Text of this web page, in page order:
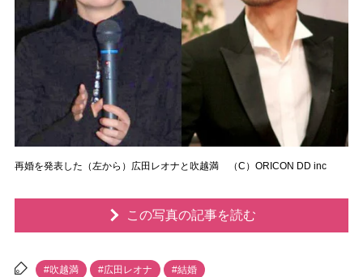
再婚を発表した（左から）広田レオナと吹越満 （C）ORICON DD inc
この写真の記事を読む
#吹越満 #広田レオナ #結婚